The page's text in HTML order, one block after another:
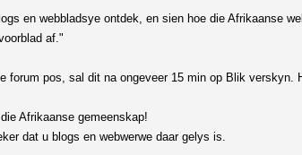
en webbladsye ontdek, en sien hoe die Afrikaanse
af."
forum pos, sal dit na ongeveer 15 min op Blik verskyn.
Afrikaanse gemeenskap!
dat u blogs en webwerwe daar gelys is.